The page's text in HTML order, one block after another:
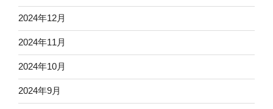
2024年12月
2024年11月
2024年10月
2024年9月